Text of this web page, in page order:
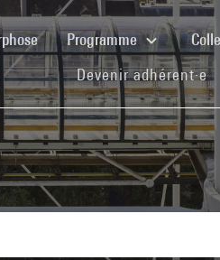
(current)Programme
Devenir adhérent·e